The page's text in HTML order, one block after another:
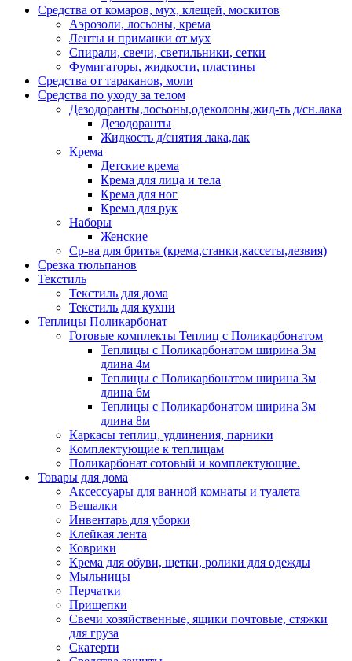
Средства от комаров, мух, клещей, москитов
Аэрозоли, лосьоны, крема
Ленты и приманки от мух
Спирали, свечи, светильники, сетки
Фумигаторы, жидкости, пластины
Средства от тараканов, моли
Средства по уходу за телом
Дезодоранты,лосьоны,одеколоны,жид-ть д/сн.лака
Дезодоранты
Жидкость д/снятия лака,лак
Крема
Детские крема
Крема для лица и тела
Крема для ног
Крема для рук
Наборы
Женские
Ср-ва для бритья (крема,станки,кассеты,лезвия)
Срезка тюльпанов
Текстиль
Текстиль для дома
Текстиль для кухни
Теплицы Поликарбонат
Готовые комплекты Теплиц с Поликарбонатом
Теплицы с Поликарбонатом ширина 3м
длина 4м
Теплицы с Поликарбонатом ширина 3м
длина 6м
Теплицы с Поликарбонатом ширина 3м
длина 8м
Каркасы теплиц, удлинения, парники
Комплектующие к теплицам
Поликарбонат сотовый и комплектующие.
Товары для дома
Аксессуары для ванной комнаты и туалета
Вешалки
Инвентарь для уборки
Клейкая лента
Коврики
Крема для обуви, щетки, ролики для одежды
Мыльницы
Перчатки
Прищепки
Свечи хозяйственные, ящики почтовые, стяжки
для груза
Скатерти